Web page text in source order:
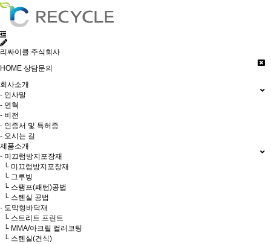
리싸이클 주식회사
HOME 상담문의
회사소개
- 인사말
- 연혁
- 비전
- 인증서 및 특허증
- 오시는 길
제품소개
- 미끄럼방지포장재
└ 미끄럼방지포장재
└ 그루빙
└ 스탬프(패턴)공법
└ 스텐실 공법
- 도막형바닥재
└ 스트리트 프린트
└ MMA/아크릴 컬러코팅
└ 스텐실(건식)